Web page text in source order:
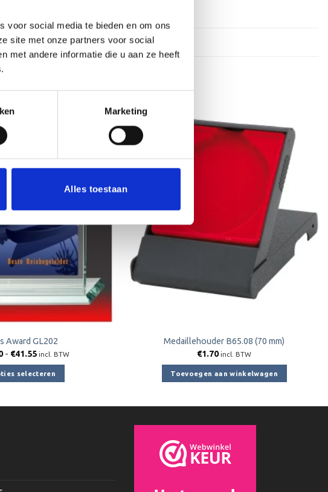
voor social media te bieden en om ons
site met onze partners voor social
met andere informatie die u aan ze heeft
Marketing
Alles toestaan
aan
verlanglijst
Award GL202
- €41.55Prijsklasse:
tot
€41.55
incl. BTW
selecteren
Toevoegen
aan
verlanglijst
Medaillehouder B65.08 (70 mm)
€1.70 incl. BTW
Toevoegen aan winkelwagen